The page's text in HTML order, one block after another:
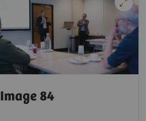
Image 84